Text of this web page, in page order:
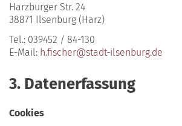
Harzburger Str. 24
38871 Ilsenburg (Harz)
Tel.: 039452 / 84-130
E-Mail: h.fischer@stadt-ilsenburg.de
3. Datenerfassung
Cookies